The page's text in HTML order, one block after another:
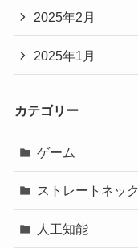
2025年2月
2025年1月
カテゴリー
ゲーム
ストレートネック
人工知能